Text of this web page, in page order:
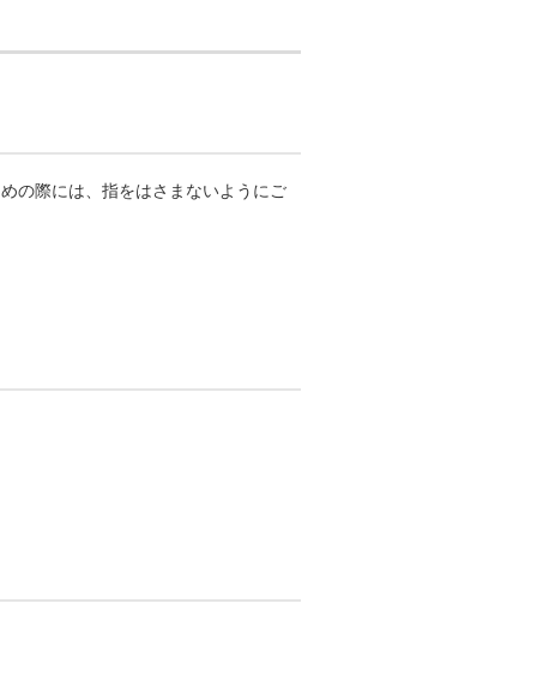
の際には、指をはさまないようにご